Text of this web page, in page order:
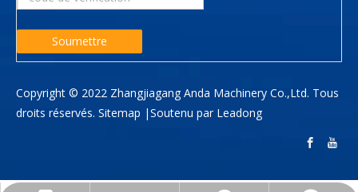
Soumettre
Copyright © 2022 Zhangjiagang Anda Machinery Co.,Ltd. Tous
droits réservés. Sitemap |Soutenu par Leadong